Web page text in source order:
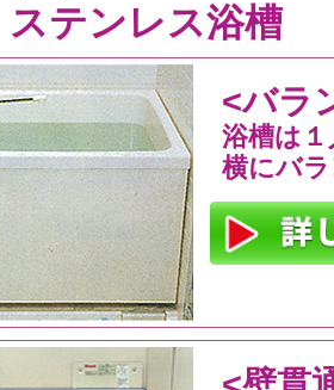
テンレス浴槽
<バラ
浴槽は
横にバ